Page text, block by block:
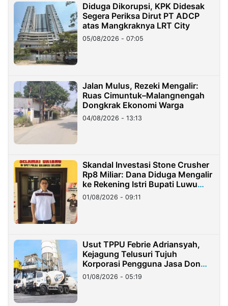
Diduga Dikorupsi, KPK Didesak
Segera Periksa Dirut PT ADCP
atas Mangkraknya LRT City
05/08/2026 - 07:05
Jalan Mulus, Rezeki Mengalir:
Ruas Cimuntuk–Malangnengah
Dongkrak Ekonomi Warga
04/08/2026 - 13:13
Skandal Investasi Stone Crusher
Rp8 Miliar: Dana Diduga Mengalir
ke Rekening Istri Bupati Luwu
Timur
01/08/2026 - 09:11
Usut TPPU Febrie Adriansyah,
Kejagung Telusuri Tujuh
Korporasi Pengguna Jasa Don
Ritto
01/08/2026 - 05:19